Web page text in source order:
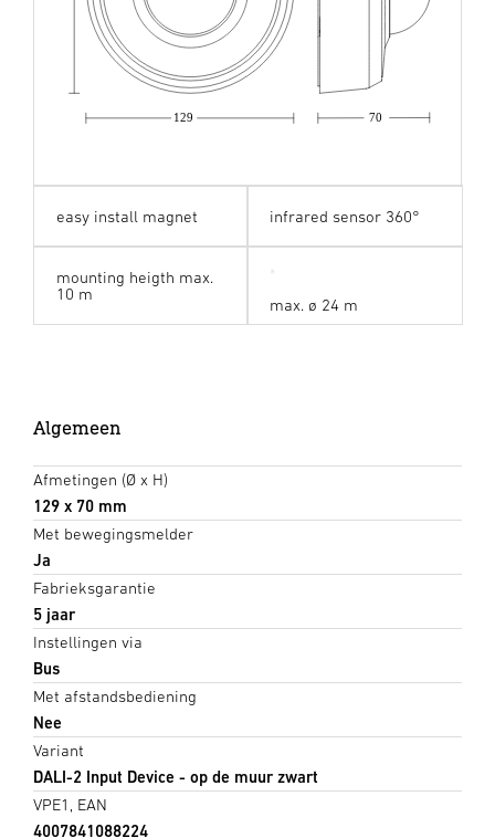
70
129
easy install magnet infrared sensor 360°
mounting heigth max.
10 m
max. ø 24 m
Algemeen
Afmetingen (Ø x H)
129 x 70 mm
Met bewegingsmelder
Ja
Fabrieksgarantie
5 jaar
Instellingen via
Bus
Met afstandsbediening
Nee
Variant
DALI-2 Input Device - op de muur zwart
VPE1, EAN
4007841088224